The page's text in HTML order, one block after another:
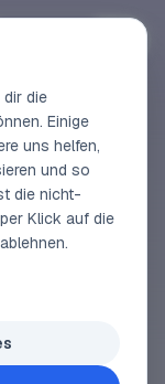
= Richtung. Die
zwei
dir die
Einige
uns helfen,
und so
die nicht-
Klick auf die